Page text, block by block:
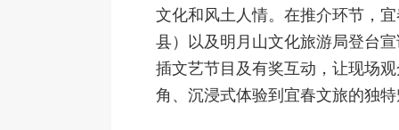
文化和风土人情。在推介环节，
县）以及明月山文化旅游局登台
插文艺节目及有奖互动，让现场
角、沉浸式体验到宜春文旅的独